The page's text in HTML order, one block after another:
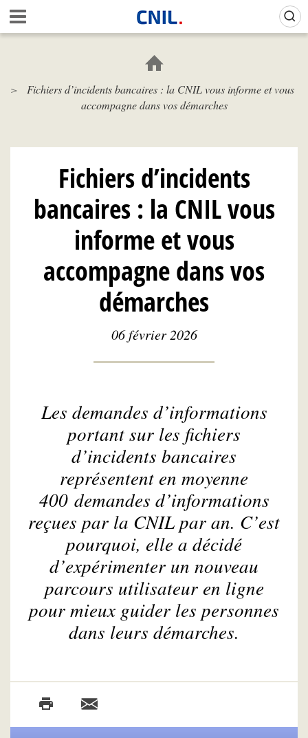
Aller
au
contenu
c
i
l
N
I
L
Fichiers d’incidents bancaires : la CNIL vous informe et vous
accompagne dans vos démarches
Fichiers d’incidents
bancaires : la CNIL vous
informe et vous
accompagne dans vos
démarches
06 février 2026
Les demandes d’informations
portant sur les fichiers
d’incidents bancaires
représentent en moyenne
400 demandes d’informations
reçues par la CNIL par an. C’est
pourquoi, elle a décidé
d’expérimenter un nouveau
parcours utilisateur en ligne
pour mieux guider les personnes
dans leurs démarches.
Gestion de vos préférences sur les cookies (témoins de connexion)